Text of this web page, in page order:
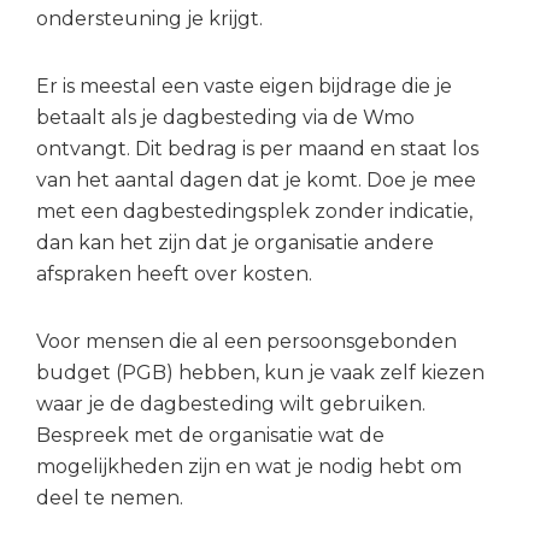
ondersteuning je krijgt.
Er is meestal een vaste eigen bijdrage die je
betaalt als je dagbesteding via de Wmo
ontvangt. Dit bedrag is per maand en staat los
van het aantal dagen dat je komt. Doe je mee
met een dagbestedingsplek zonder indicatie,
dan kan het zijn dat je organisatie andere
afspraken heeft over kosten.
Voor mensen die al een persoonsgebonden
budget (PGB) hebben, kun je vaak zelf kiezen
waar je de dagbesteding wilt gebruiken.
Bespreek met de organisatie wat de
mogelijkheden zijn en wat je nodig hebt om
deel te nemen.